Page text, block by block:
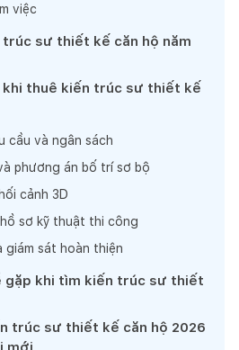
việc
trúc sư thiết kế căn hộ năm
khi thuê kiến trúc sư thiết kế
cầu và ngân sách
phương án bố trí sơ bộ
cảnh 3D
sơ kỹ thuật thi công
giám sát hoàn thiện
gặp khi tìm kiến trúc sư thiết
trúc sư thiết kế căn hộ 2026